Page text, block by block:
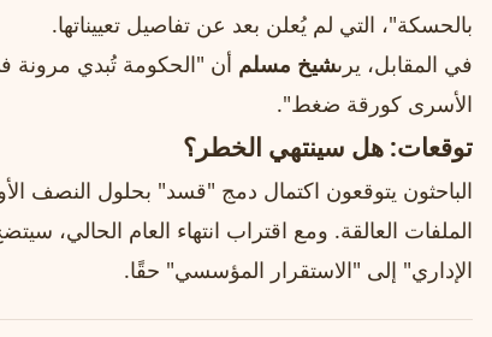
بالحسكة"، التي لم يُعلن بعد عن تفاصيل تعييناتها.
في المقابل، يرىشيخ مسلم أن "الحكومة تُبدي مرونة
الأسرى كورقة ضغط".
توقعات: هل سينتهي الخطر؟
الملفات العالقة. ومع اقتراب انتهاء العام الحالي،
الإداري" إلى "الاستقرار المؤسسي" حقًا.